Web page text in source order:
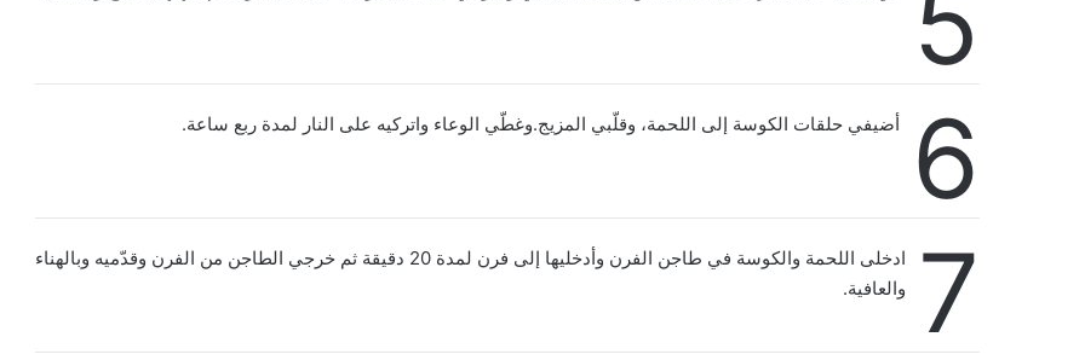
6 أضيفي حلقات الكوسة إلى اللحمة، وقلّبي المزيج.وغطّي الوعاء واتركيه على النار لمدة ربع ساعة.
7
ادخلى اللحمة والكوسة في طاجن الفرن وأدخليها إلى فرن لمدة 20 دقيقة ثم خرجي الطاجن من الفرن وقدّميه وبالهناء
والعافية.